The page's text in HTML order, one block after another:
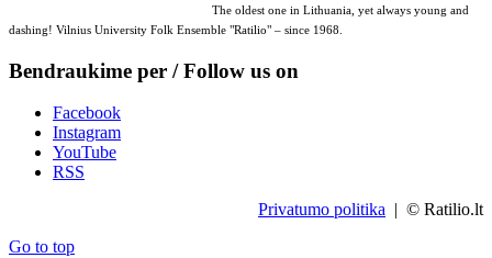
The oldest one in Lithuania, yet always young and
dashing! Vilnius University Folk Ensemble "Ratilio" – since 1968.
Bendraukime per / Follow us on
Facebook
Instagram
YouTube
RSS
Privatumo politika | © Ratilio.lt
Go to top